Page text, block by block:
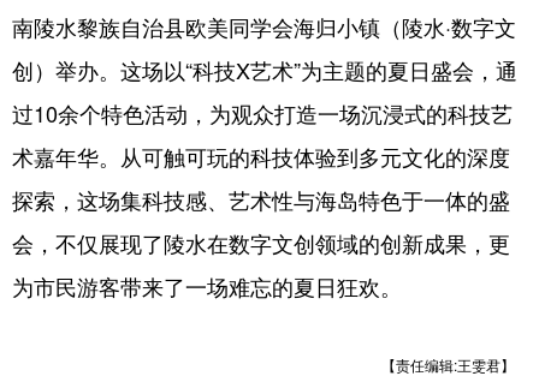
南陵水黎族自治县欧美同学会海归小镇（陵水·数字文
创）举办。这场以“科技X艺术”为主题的夏日盛会，通
过10余个特色活动，为观众打造一场沉浸式的科技艺
术嘉年华。从可触可玩的科技体验到多元文化的深度
探索，这场集科技感、艺术性与海岛特色于一体的盛
会，不仅展现了陵水在数字文创领域的创新成果，更
为市民游客带来了一场难忘的夏日狂欢。
【责任编辑:王雯君】